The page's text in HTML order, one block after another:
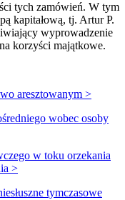
tych zamówień. W tym
kapitałową, tj. Artur P.
wyprowadzenie
korzyści majątkowe.
aresztowanym >
wobec osoby
w toku orzekania
>
tymczasowe